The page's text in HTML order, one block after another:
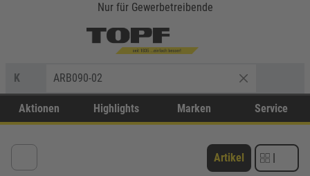
Nur für Gewerbetreibende
K ARB090-02
Aktionen Highlights Marken Service
Artikel |